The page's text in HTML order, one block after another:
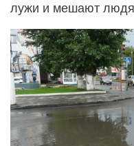
лужи и мешают